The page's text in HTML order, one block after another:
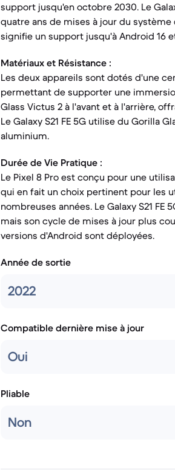
support jusqu'en octobre 2030. Le
quatre ans de mises à jour du
signifie un support jusqu'à Android 16
Matériaux et Résistance :
Les deux appareils sont dotés d'une
permettant de supporter une
Glass Victus 2 à l'avant et à l'arrière,
Le Galaxy S21 FE 5G utilise du Gorilla
aluminium.
Durée de Vie Pratique :
Le Pixel 8 Pro est conçu pour une
qui en fait un choix pertinent pour les
nombreuses années. Le Galaxy S21
mais son cycle de mises à jour plus
versions d'Android sont déployées.
Année de sortie
2022
Compatible dernière mise à jour
Oui
Pliable
Non